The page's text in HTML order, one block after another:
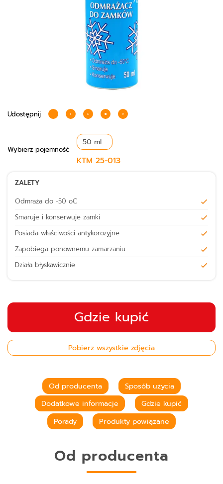
Udostępnij
Wybierz pojemność
KTM 25-013
ZALETY
Odmraża do -50 oC
Smaruje i konserwuje zamki
Posiada właściwości antykorozyjne
Zapobiega ponownemu zamarzaniu
Działa błyskawicznie
Gdzie kupić
Pobierz wszystkie zdjęcia
Od producenta
Sposób użycia
Dodatkowe informacje
Gdzie kupić
Porady
Produkty powiązane
Od producenta